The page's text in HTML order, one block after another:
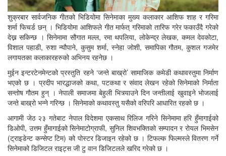
शुक्रबार सार्वजनिक गीतको भिडियोमा सिनेमाका मुख्य कलाकार आशिफ शाह र गरिमा
शर्मा फिचर्ड छन् । भिडियोमा आशिफले गीत मार्फत् गरिमाको तारिफ गरेर फकाउँदै गरेको
देख्न सकिन्छ । सिनेमामा सौगात मल्ल, रमा थपलिया, लोकेन्द्र लेखक, कमल देवकोटा,
विशाल पहाडी, रुशा न्यौपाने, कुसुम शर्मा, स्नेहा जोशी, समापिका गौतम, कुशल गजमेर
लगायतका कलाकारहरुको अभिनय रहनेछ ।
मुईन इन्टरटेनमेन्टको प्रस्तुति रहने ‘जन्ते बाख्रो’ सामाजिक कमेडी कथावस्तुमा निर्माण
भएको छ । प्रदीप भारद्धाजको कथा, पटकथा र संवाद लेखन रहेको सिनेमाको निर्माता
सन्तोष गौतम हुन् । नेपाली समाजमा बेहुली भित्र्याउने दिन जन्तीलाई खुवाइने भोजलाई
जन्ते बाख्रो भन्ने गरिन्छ । सिनेमाको कथावस्तु यसैको वरिपरि आधारित रहको छ ।
आगामी जेठ २३ गतेबाट नेपाल विदेशमा एकसाथ रिलिज गरिने सिनेमामा हरि हुँमागाईको
डिओपी, उत्तम हुँमागाईको सिनेमाटोग्राफी, सुनिल शिवभक्तिको सम्पादन र रोयल भिमसेन
(ट्राइडेन्ट कन्सेप्ट टिम) को पोस्टर डिजाइन रहेको छ । टिफल्क फिल्मस्ले वितरण गर्ने
सिनेमाको डिजिटल राइट्स जी टु वान डिजिटलले खरिद गरेको छ ।